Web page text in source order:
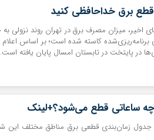
کسب و کارهای حوزه معدن و
صنایع معدنی
قطع برق خداحافظی کنید
میزان مصرف برق در تهران روند نزولی به
کاسته شده است؛ بر اساس اعلام
در پایتخت در تابستان امسال پایان یافته است.
جدول زمان‌بندی قطعی برق مناطق مختلف این